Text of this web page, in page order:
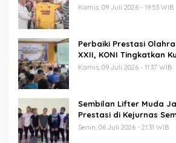
Kamis, 09 Juli 2026 - 19:53 WIB
Perbaiki Prestasi
XXII, KONI Tingkatkan
Kamis, 09 Juli 2026 - 11:37 WIB
Sembilan Lifter Muda
Prestasi di Kejurnas
Senin, 06 Juli 2026 - 21:31 WIB